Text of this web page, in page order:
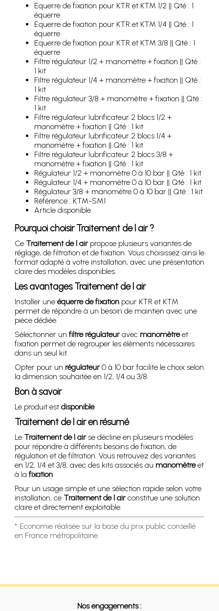
Equerre de fixation pour KTR et KTM 1/2 || Qté : 1
équerre
Equerre de fixation pour KTR et KTM 1/4 || Qté : 1
équerre
Equerre de fixation pour KTR et KTM 3/8 || Qté : 1
équerre
Filtre régulateur 1/2 + manomètre + fixation || Qté :
1 kit
Filtre régulateur 1/4 + manomètre + fixation || Qté :
1 kit
Filtre régulateur 3/8 + manomètre + fixation || Qté :
1 kit
Filtre régulateur lubrificateur 2 blocs 1/2 +
manomètre + fixation || Qté : 1 kit
Filtre régulateur lubrificateur 2 blocs 1/4 +
manomètre + fixation || Qté : 1 kit
Filtre régulateur lubrificateur 2 blocs 3/8 +
manomètre + fixation || Qté : 1 kit
Régulateur 1/2 + manomètre 0 à 10 bar || Qté : 1 kit
Régulateur 1/4 + manomètre 0 à 10 bar || Qté : 1 kit
Régulateur 3/8 + manomètre 0 à 10 bar || Qté : 1 kit
Référence : KTM-SM1
Article disponible
Pourquoi choisir Traitement de l air ?
Ce Traitement de l airpropose plusieurs variantes de
réglage, de filtration et de fixation. Vous choisissez ainsi le
format adapté à votre installation, avec une présentation
claire des modèles disponibles.
Les avantages Traitement de l air
Installer une équerre de fixation pour KTR et KTM
permet de répondre à un besoin de maintien avec une
pièce dédiée.
Sélectionner un filtre régulateuravec manomètreet
fixation permet de regrouper les éléments nécessaires
dans un seul kit.
Opter pour un régulateur0 à 10 bar facilite le choix selon
la dimension souhaitée en 1/2, 1/4 ou 3/8.
Bon à savoir
Le produit est disponible.
Traitement de l air en résumé
Le Traitement de l airse décline en plusieurs modèles
pour répondre à différents besoins de fixation, de
régulation et de filtration. Vous retrouvez des variantes
en 1/2, 1/4 et 3/8, avec des kits associés au manomètreet
à la fixation
Pour un usage simple et une sélection rapide selon votre
installation, ce Traitement de l airconstitue une solution
claire et directement exploitable.
* Economie réalisée sur la base du prix public conseillé
en France métropolitaine
Nos engagements :